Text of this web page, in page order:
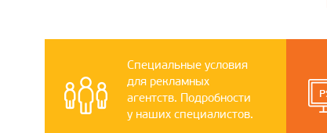
Специальные условия
для рекламных
агентств. Подробности
у наших специалистов.